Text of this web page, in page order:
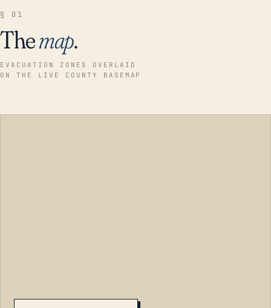
§ 01
Themap.
EVACUATION ZONES OVERLAID
ON THE LIVE COUNTY BASEMAP